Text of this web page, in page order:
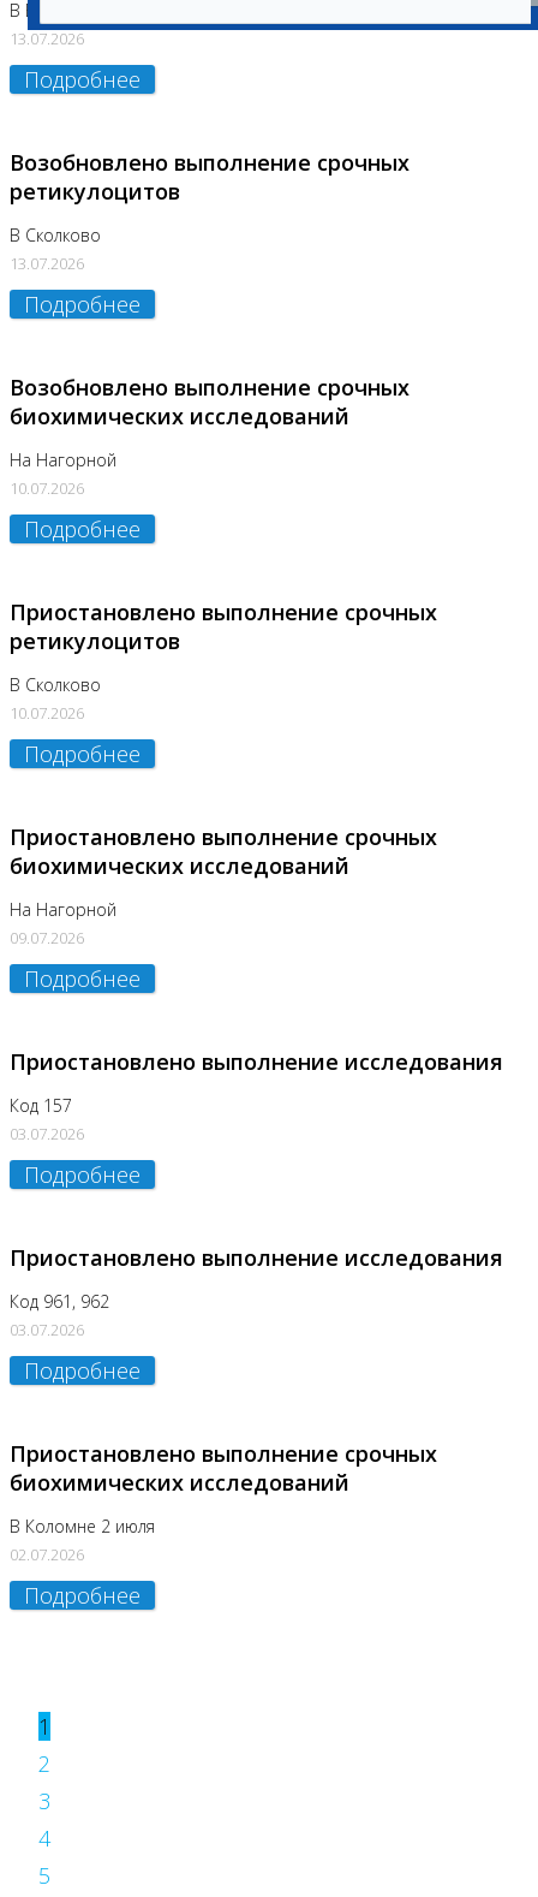
В Бутово
13.07.2026
Подробнее
Возобновлено выполнение срочных
ретикулоцитов
В Сколково
13.07.2026
Подробнее
Возобновлено выполнение срочных
биохимических исследований
На Нагорной
10.07.2026
Подробнее
Приостановлено выполнение срочных
ретикулоцитов
В Сколково
10.07.2026
Подробнее
Приостановлено выполнение срочных
биохимических исследований
На Нагорной
09.07.2026
Подробнее
Приостановлено выполнение исследования
Код 157
03.07.2026
Подробнее
Приостановлено выполнение исследования
Код 961, 962
03.07.2026
Подробнее
Приостановлено выполнение срочных
биохимических исследований
В Коломне 2 июля
02.07.2026
Подробнее
1
2
3
4
5